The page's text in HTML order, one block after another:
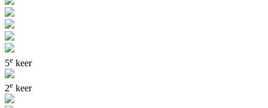
5e keer
2e keer